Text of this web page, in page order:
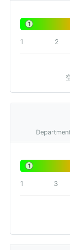
1
1 2
1
1 3